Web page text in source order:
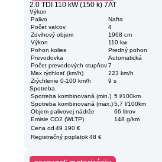
2.0 TDI 110 kW (150 k) 7AT
Výkon
Palivo
Nafta
Počet valcov
4
Zdvihový objem
1968 cm
Výkon
110 kw
Pohon kolies
Predný pohon
Prevodovka
Automatická
Počet prevodových stupňov 7
Max rýchlosť (km/h)
223 km/h
Zrýchlenie 0-100 km/h
9 s
Spotreba
Spotreba kombinovaná (min.) 5 l/100km
Spotreba kombinovaná (max.) 5,7 l/100km
Objem palivovej nádrže
66 litrov
Emisie CO2 (WLTP)
148 g/km
Cena od 49 190 €
Registračný poplatok 48 €